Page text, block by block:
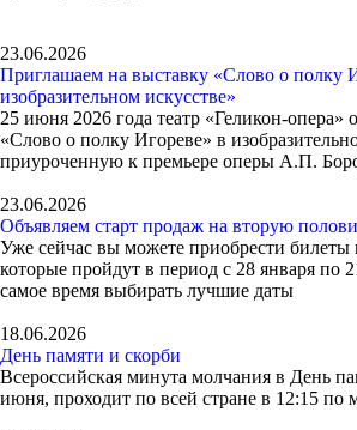
23.06.2026
Приглашаем на выставку «Слово о полку
изобразительном искусстве»
25 июня 2026 года театр «Геликон-опера»
«Слово о полку Игореве» в
приуроченную к премьере оперы А.П.
23.06.2026
Объявляем старт продаж на вторую
Уже сейчас вы можете приобрести билеты
которые пройдут в период с 28 января по
самое время выбирать лучшие даты
18.06.2026
День памяти и скорби
Всероссийская минута молчания в День
июня, проходит по всей стране в 12:15 по